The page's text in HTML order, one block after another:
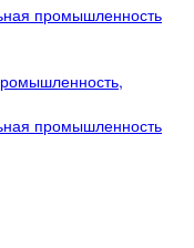
промышленность
промышленность